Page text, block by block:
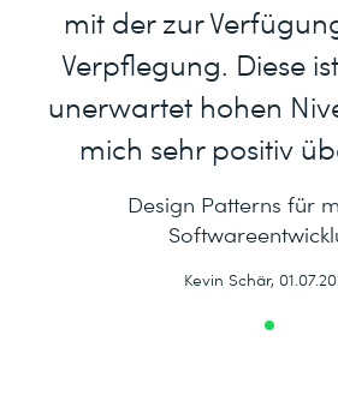
mit der zur
Verpflegung. Diese
unerwartet hohen
mich sehr positiv
Design Patterns für
Kevin Schär,